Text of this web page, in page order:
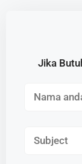
Jika